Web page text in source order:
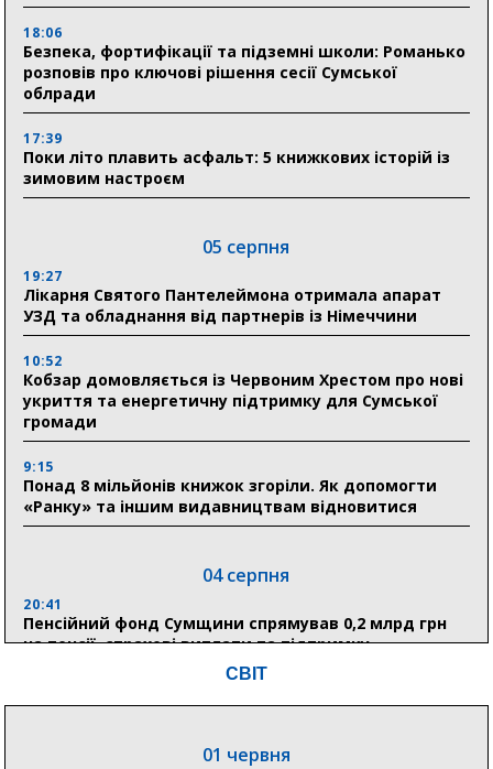
18:06
Безпека, фортифікації та підземні школи: Романько
розповів про ключові рішення сесії Сумської
облради
17:39
Поки літо плавить асфальт: 5 книжкових історій із
зимовим настроєм
05 серпня
19:27
Лікарня Святого Пантелеймона отримала апарат
УЗД та обладнання від партнерів із Німеччини
10:52
Кобзар домовляється із Червоним Хрестом про нові
укриття та енергетичну підтримку для Сумської
громади
9:15
Понад 8 мільйонів книжок згоріли. Як допомогти
«Ранку» та іншим видавництвам відновитися
04 серпня
20:41
Пенсійний фонд Сумщини спрямував 0,2 млрд грн
на пенсії, страхові виплати та підтримку
СВІТ
01 червня